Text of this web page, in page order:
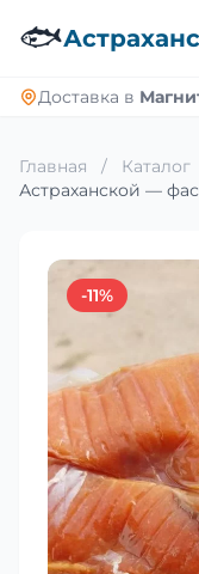
🐟
Доставка в
Главная / Каталог
Астраханской —
-11%